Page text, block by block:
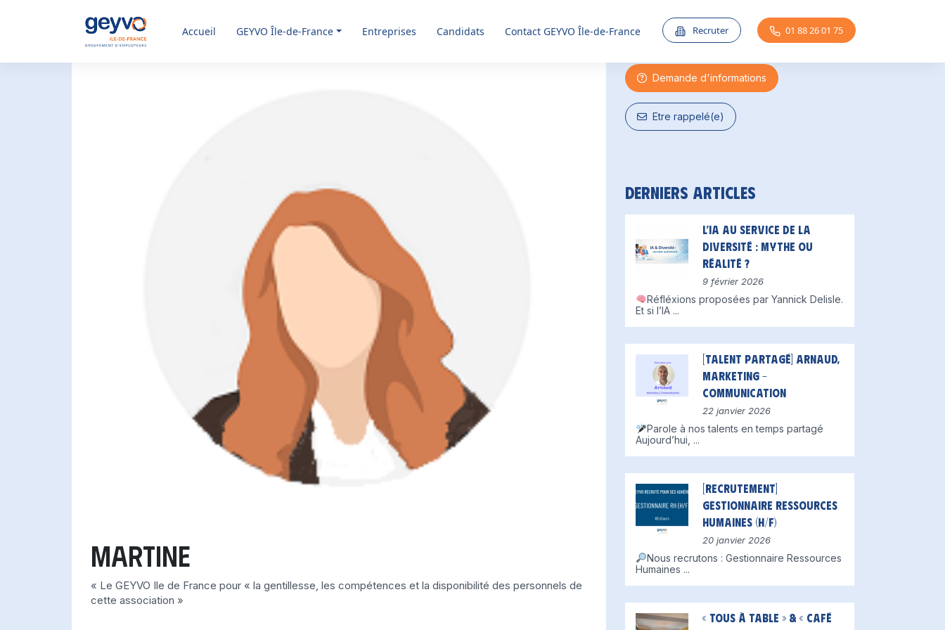
Accueil GEYVOÎle-de-France Entreprises Candidats Contact GEYVO Île-de-France Recruter 01 88 26 01 75
Martine
« Le GEYVO Ile de France pour « la gentillesse, les compétences et la disponibilité des personnels de
cette association »
Une question ?
Demande d'informations
Etre rappelé(e)
Derniers articles
L’IA au service de la
diversité : mythe ou
réalité ?
9 février 2026
Réfléxions proposées par Yannick Delisle.
Et si l’IA ...
[Talent partagé] Arnaud,
Marketing –
Communication
22 janvier 2026
Parole à nos talents en temps partagé
Aujourd’hui, ...
[Recrutement]
Gestionnaire Ressources
Humaines (H/F)
20 janvier 2026
Nous recrutons : Gestionnaire Ressources
Humaines ...
« Tous à table » & « Café